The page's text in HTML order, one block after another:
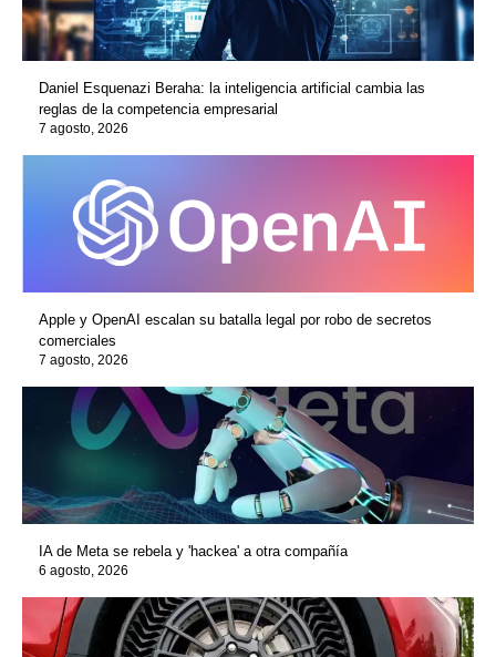
Daniel Esquenazi Beraha: la inteligencia artificial cambia las
reglas de la competencia empresarial
7 agosto, 2026
Apple y OpenAI escalan su batalla legal por robo de secretos
comerciales
7 agosto, 2026
IA de Meta se rebela y 'hackea' a otra compañía
6 agosto, 2026